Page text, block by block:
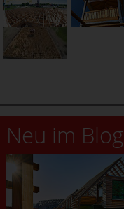
Neu im Blog